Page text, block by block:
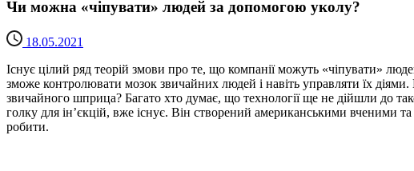
Чи можна «чіпувати» людей за допомогою уколу?
18.05.2021
Існує цілий ряд теорій змови про те, що компанії можуть «чіпувати»
зможе контролювати мозок звичайних людей і навіть управляти їх
звичайного шприца? Багато хто думає, що технології ще не дійшли до
голку для ін’єкцій, вже існує. Він створений американськими вченими
робити.